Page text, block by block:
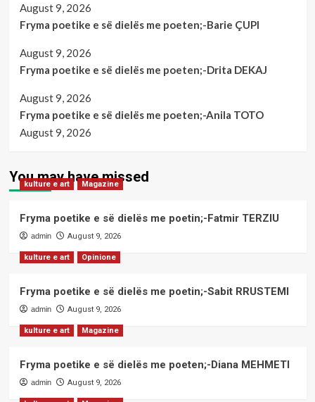
August 9, 2026
Fryma poetike e së dielës me poeten;-Barie ÇUPI
August 9, 2026
Fryma poetike e së dielës me poeten;-Drita DEKAJ
August 9, 2026
Fryma poetike e së dielës me poeten;-Anila TOTO
August 9, 2026
You may have missed
kulture e art Magazine
Fryma poetike e së dielës me poetin;-Fatmir TERZIU
admin August 9, 2026
kulture e art Opinione
Fryma poetike e së dielës me poetin;-Sabit RRUSTEMI
admin August 9, 2026
kulture e art Magazine
Fryma poetike e së dielës me poeten;-Diana MEHMETI
admin August 9, 2026